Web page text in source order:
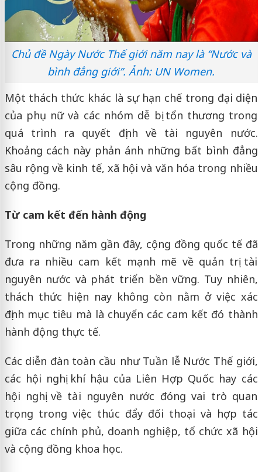
Chủ đề Ngày Nước Thế giới năm nay là “Nước và
bình đẳng giới”. Ảnh: UN Women.
Một thách thức khác là sự hạn chế trong đại diện
của phụ nữ và các nhóm dễ bị tổn thương trong
quá trình ra quyết định về tài nguyên nước.
Khoảng cách này phản ánh những bất bình đẳng
sâu rộng về kinh tế, xã hội và văn hóa trong nhiều
cộng đồng.
Từ cam kết đến hành động
Trong những năm gần đây, cộng đồng quốc tế đã
đưa ra nhiều cam kết mạnh mẽ về quản trị tài
nguyên nước và phát triển bền vững. Tuy nhiên,
thách thức hiện nay không còn nằm ở việc xác
định mục tiêu mà là chuyển các cam kết đó thành
hành động thực tế.
Các diễn đàn toàn cầu như Tuần lễ Nước Thế giới,
các hội nghị khí hậu của Liên Hợp Quốc hay các
hội nghị về tài nguyên nước đóng vai trò quan
trọng trong việc thúc đẩy đối thoại và hợp tác
giữa các chính phủ, doanh nghiệp, tổ chức xã hội
và cộng đồng khoa học.